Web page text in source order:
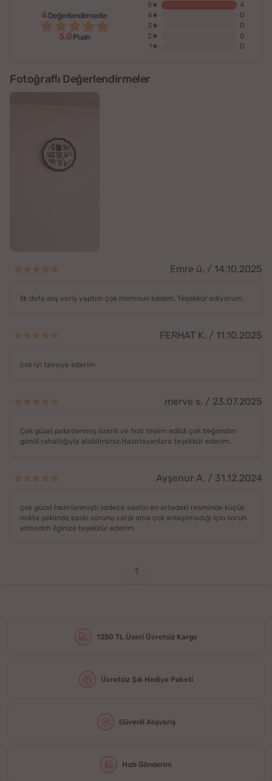
4Değerlendirmede:
5,0Puan
5★
4
4★
0
3★
0
2★
0
1★
0
Fotoğraflı Değerlendirmeler
Emre ü. / 14.10.2025
İlk defa alış veriş yaptım çok memnun kaldım. Teşekkür ediyorum.
FERHAT K. / 11.10.2025
cok iyi tavsiye ederim
merve s. / 23.07.2025
Çok güzel paketlenmiş özenli ve hızlı teslim edildi çok beğendim
gönül rahatlığıyla alabilirsiniz.Hazirlayanlara teşekkür ederim.
Ayşenur A. / 31.12.2024
çok güzel hazırlanmıştı sadece saatin en ortadaki resminde küçük
nokta şeklinde baskı sorunu vardı ama çok anlaşılmadığı için sorun
etmedim ilginize teşekkür ederim
1
1250 TL Üzeri Ücretsiz Kargo
Ücretsiz Şık Hediye Paketi
Güvenli Alışveriş
Hızlı Gönderim